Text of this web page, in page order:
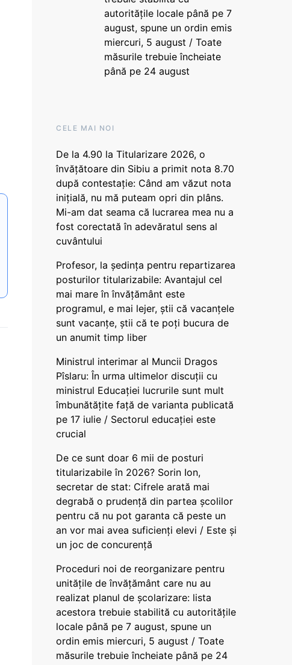
autoritățile locale până pe 7
august, spune un ordin emis
miercuri, 5 august / Toate
măsurile trebuie încheiate
până pe 24 august
CELE MAI NOI
De la 4.90 la Titularizare 2026, o
învățătoare din Sibiu a primit nota 8.70
după contestație: Când am văzut nota
inițială, nu mă puteam opri din plâns.
Mi-am dat seama că lucrarea mea nu a
fost corectată în adevăratul sens al
cuvântului
Profesor, la ședința pentru repartizarea
posturilor titularizabile: Avantajul cel
mai mare în învățământ este
programul, e mai lejer, știi că vacanțele
sunt vacanţe, știi că te poți bucura de
un anumit timp liber
Ministrul interimar al Muncii Dragos
Pîslaru: În urma ultimelor discuții cu
ministrul Educației lucrurile sunt mult
îmbunătățite față de varianta publicată
pe 17 iulie / Sectorul educației este
crucial
De ce sunt doar 6 mii de posturi
titularizabile în 2026? Sorin Ion,
secretar de stat: Cifrele arată mai
degrabă o prudență din partea școlilor
pentru că nu pot garanta că peste un
an vor mai avea suficienți elevi / Este și
un joc de concurență
Proceduri noi de reorganizare pentru
unitățile de învățământ care nu au
realizat planul de școlarizare: lista
acestora trebuie stabilită cu autoritățile
locale până pe 7 august, spune un
ordin emis miercuri, 5 august / Toate
măsurile trebuie încheiate până pe 24